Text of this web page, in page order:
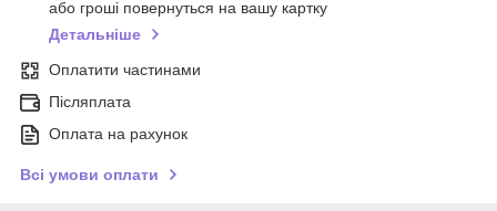
або гроші повернуться на вашу картку
Детальніше
Оплатити частинами
Післяплата
Оплата на рахунок
Всі умови оплати